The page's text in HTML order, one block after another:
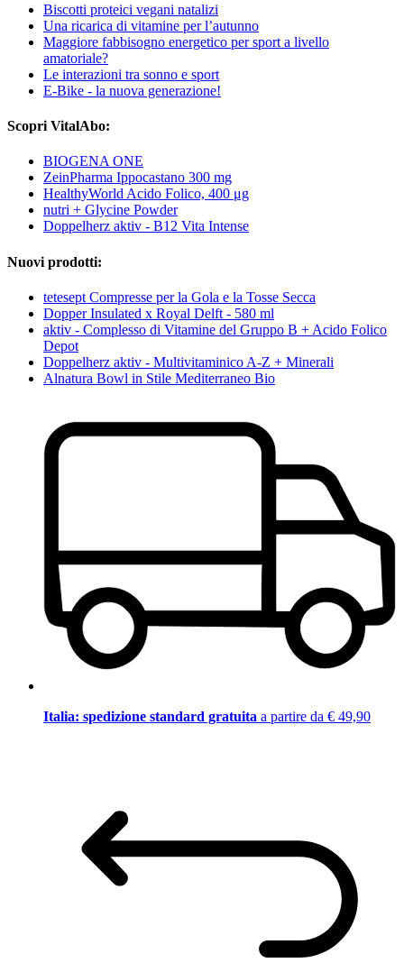
Biscotti proteici vegani natalizi
Una ricarica di vitamine per l’autunno
Maggiore fabbisogno energetico per sport a livello
amatoriale?
Le interazioni tra sonno e sport
E-Bike - la nuova generazione!
Scopri VitalAbo:
BIOGENA ONE
ZeinPharma Ippocastano 300 mg
HealthyWorld Acido Folico, 400 μg
nutri + Glycine Powder
Doppelherz aktiv - B12 Vita Intense
Nuovi prodotti:
tetesept Compresse per la Gola e la Tosse Secca
Dopper Insulated x Royal Delft - 580 ml
aktiv - Complesso di Vitamine del Gruppo B + Acido Folico
Depot
Doppelherz aktiv - Multivitaminico A-Z + Minerali
Alnatura Bowl in Stile Mediterraneo Bio
Italia: spedizione standard gratuita a partire da € 49,90